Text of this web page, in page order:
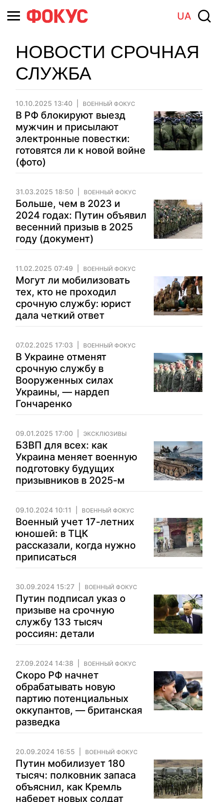
UA
НОВОСТИ СРОЧНАЯ
СЛУЖБА
10.10.2025 13:40 ВОЕННЫЙ ФОКУС
В РФ блокируют выезд
мужчин и присылают
электронные повестки:
готовятся ли к новой войне
(фото)
31.03.2025 18:50 ВОЕННЫЙ ФОКУС
Больше, чем в 2023 и
2024 годах: Путин объявил
весенний призыв в 2025
году (документ)
11.02.2025 07:49 ВОЕННЫЙ ФОКУС
Могут ли мобилизовать
тех, кто не проходил
срочную службу: юрист
дала четкий ответ
07.02.2025 17:03 ВОЕННЫЙ ФОКУС
В Украине отменят
срочную службу в
Вооруженных силах
Украины, — нардеп
Гончаренко
09.01.2025 17:00 ЭКСКЛЮЗИВЫ
БЗВП для всех: как
Украина меняет военную
подготовку будущих
призывников в 2025-м
09.10.2024 10:11 ВОЕННЫЙ ФОКУС
Военный учет 17-летних
юношей: в ТЦК
рассказали, когда нужно
приписаться
30.09.2024 15:27 ВОЕННЫЙ ФОКУС
Путин подписал указ о
призыве на срочную
службу 133 тысяч
россиян: детали
27.09.2024 14:38 ВОЕННЫЙ ФОКУС
Скоро РФ начнет
обрабатывать новую
партию потенциальных
оккупантов, — британская
разведка
20.09.2024 16:55 ВОЕННЫЙ ФОКУС
Путин мобилизует 180
тысяч: полковник запаса
объяснил, как Кремль
наберет новых солдат